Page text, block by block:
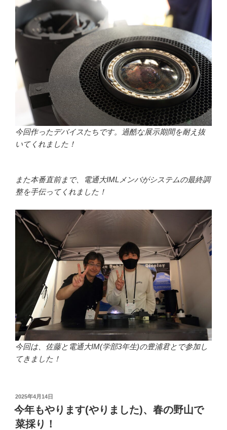
今回作ったデバイスたちです。過酷な展示期間を耐え抜
いてくれました！
また本番直前まで、電通大IMLメンバがシステムの最終調
整を手伝ってくれました！
今回は、佐藤と電通大IM(学部3年生)の豊浦君とで参加し
てきました！
投
稿
日:
2025年4月14日
今年もやります(やりました)、春の野山で
菜採り！